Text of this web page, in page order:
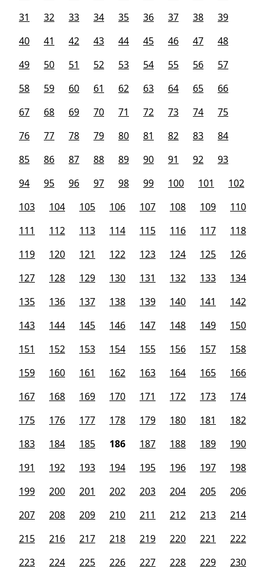
31
32 33 34 35 36 37 38
39
40
41 42 43 44 45 46 47
48
49
50 51 52 53 54 55 56
57
58
59 60 61 62 63 64 65
66
67
68 69 70 71 72 73 74
75
76
77 78 79 80 81 82 83
84
85
86 87 88 89 90 91 92
93
94
95 96 97 98 99 100 101
102
103
104 105 106 107 108 109
110
111
112 113 114 115 116 117
118
119
120 121 122 123 124 125
126
127
128 129 130 131 132 133
134
135
136 137 138 139 140 141
142
143
144 145 146 147 148 149
150
151
152 153 154 155 156 157
158
159
160 161 162 163 164 165
166
167
168 169 170 171 172 173
174
175
176 177 178 179 180 181
182
183
184 185 186 187 188 189
190
191
192 193 194 195 196 197
198
199
200 201 202 203 204 205
206
207
208 209 210 211 212 213
214
215
216 217 218 219 220 221
222
223
224 225 226 227 228 229 230